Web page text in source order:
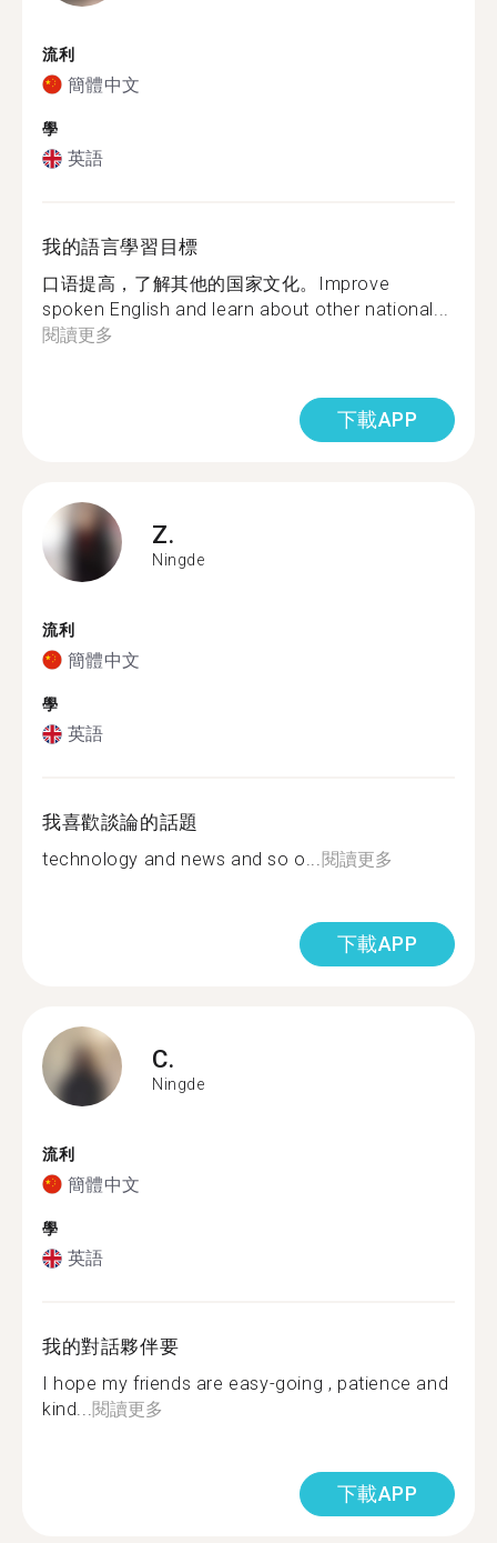
流利
簡體中文
學
英語
我的語言學習目標
口语提高，了解其他的国家文化。Improve
spoken English and learn about other national...
閱讀更多
下載APP
Z.
Ningde
流利
簡體中文
學
英語
我喜歡談論的話題
technology and news and so o...閱讀更多
下載APP
C.
Ningde
流利
簡體中文
學
英語
我的對話夥伴要
I hope my friends are easy-going , patience and
kind...閱讀更多
下載APP